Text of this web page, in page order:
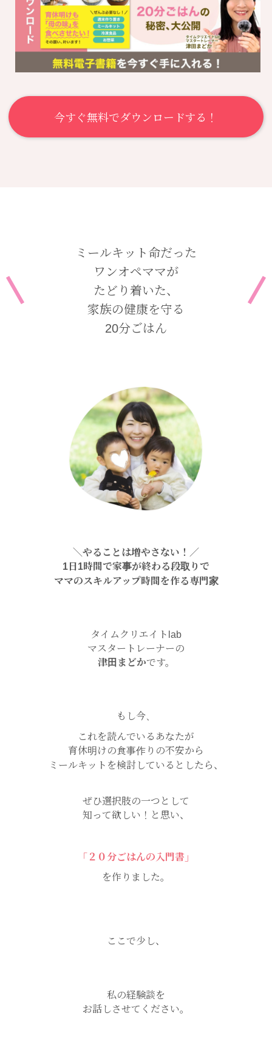
今すぐ無料でダウンロードする！
ミールキット命だった
ワンオペママが
たどり着いた、
家族の健康を守る
20分ごはん
＼やることは増やさない！／
1日1時間で家事が終わる段取りで
ママのスキルアップ時間を作る専門家
タイムクリエイトlab
マスタートレーナーの
津田まどかです。
もし今、
これを読んでいるあなたが
育休明けの食事作りの不安から
ミールキットを検討しているとしたら、
ぜひ選択肢の一つとして
知って欲しい！と思い、
「２０分ごはんの入門書」
を作りました。
ここで少し、
私の経験談を
お話しさせてください。